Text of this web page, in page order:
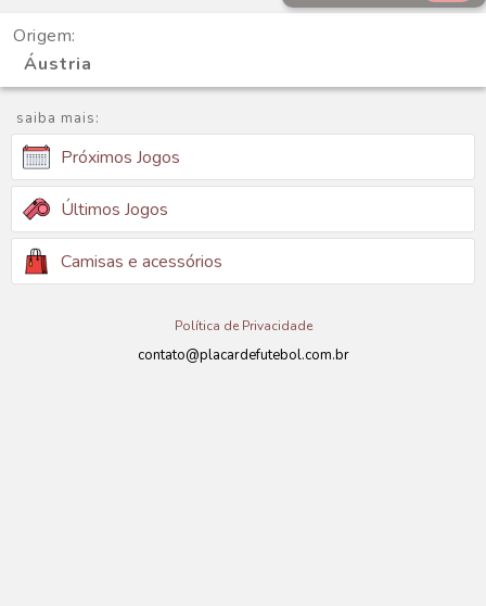
Origem:
Áustria
saiba mais:
Próximos Jogos
Últimos Jogos
Camisas e acessórios
Política de Privacidade
contato@placardefutebol.com.br